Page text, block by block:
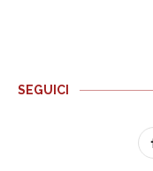
SEGUICI